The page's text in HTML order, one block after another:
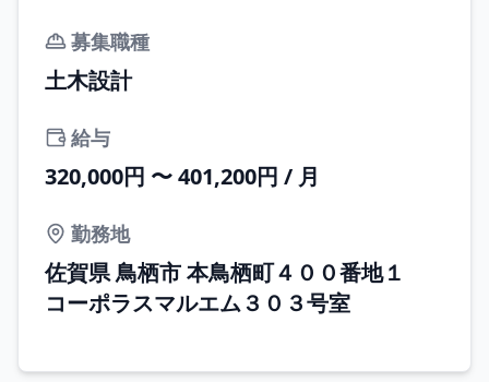
募集職種
土木設計
給与
320,000円 〜 401,200円 / 月
勤務地
佐賀県 鳥栖市 本鳥栖町４００番地１
コーポラスマルエム３０３号室